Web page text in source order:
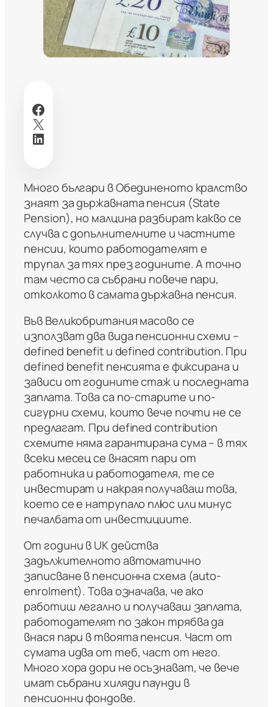
Facebook
X
LinkedIn
Много българи в Обединеното кралство
знаят за държавната пенсия (State
Pension), но малцина разбират какво се
случва с допълнителните и частните
пенсии, които работодателят е
трупал за тях през годините. А точно
там често са събрани повече пари,
отколкото в самата държавна пенсия.
Във Великобритания масово се
използват два вида пенсионни схеми –
defined benefit и defined contribution. При
defined benefit пенсията е фиксирана и
зависи от годините стаж и последната
заплата. Това са по-старите и по-
сигурни схеми, които вече почти не се
предлагат. При defined contribution
схемите няма гарантирана сума – в тях
всеки месец се внасят пари от
работника и работодателя, те се
инвестират и накрая получаваш това,
което се е натрупало плюс или минус
печалбата от инвестициите.
От години в UK действа
задължителното автоматично
записване в пенсионна схема (auto-
enrolment). Това означава, че ако
работиш легално и получаваш заплата,
работодателят по закон трябва да
внася пари в твоята пенсия. Част от
сумата идва от теб, част от него.
Много хора дори не осъзнават, че вече
имат събрани хиляди паунди в
пенсионни фондове.